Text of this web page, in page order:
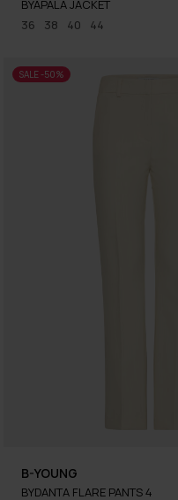
36 38 40 44
BYAPALA JACKET
SALE -50%
B-YOUNG
BYDANTA FLARE PANTS 4